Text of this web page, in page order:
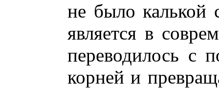
не было калькой
является в
переводилось с
корней и